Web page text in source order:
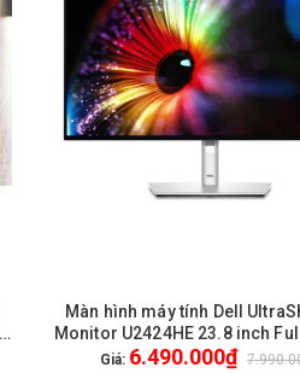
HẾT HÀNG
Màn hình máy tính Dell
Monitor U2424HE 23.8 inch
DP / HDMI / USB-C / Audio /
Giá: 6.490.000₫